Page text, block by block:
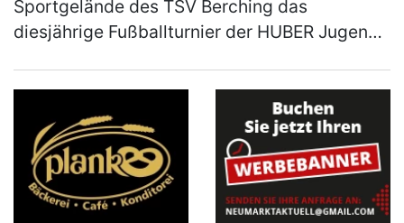
Sportgelände des TSV Berching das
diesjährige Fußballturnier der HUBER Jugend-